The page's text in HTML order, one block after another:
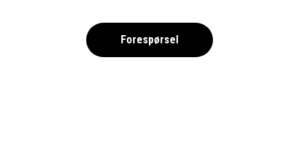
Forespørsel